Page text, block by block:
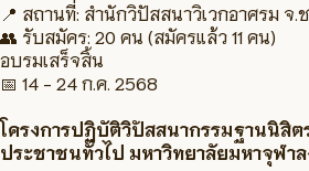
📍 สถานที่: สำนักวิปัสสนาวิเวกอาศรม จ.
👥 รับสมัคร: 20 คน (สมัครแล้ว 11 คน)
อบรมเสร็จสิ้น
📅 14 - 24 ก.ค. 2568
โครงการปฏิบัติวิปัสสนากรรมฐานนิสิ
ประชาชนทั่วไป มหาวิทยาลัยมหาจุฬา